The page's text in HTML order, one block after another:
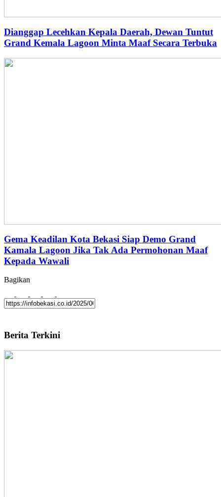
Dianggap Lecehkan Kepala Daerah, Dewan Tuntut
Grand Kemala Lagoon Minta Maaf Secara Terbuka
Gema Keadilan Kota Bekasi Siap Demo Grand
Kamala Lagoon Jika Tak Ada Permohonan Maaf
Kepada Wawali
Bagikan
Berita Terkini